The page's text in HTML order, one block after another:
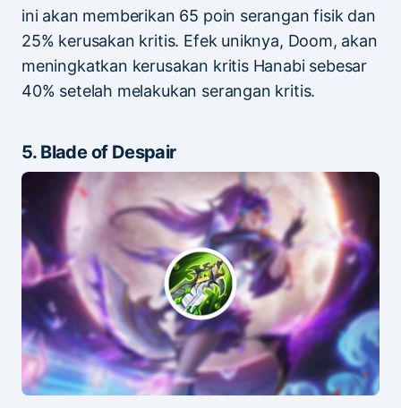
ini akan memberikan 65 poin serangan fisik dan
25% kerusakan kritis. Efek uniknya, Doom, akan
meningkatkan kerusakan kritis Hanabi sebesar
40% setelah melakukan serangan kritis.
5. Blade of Despair